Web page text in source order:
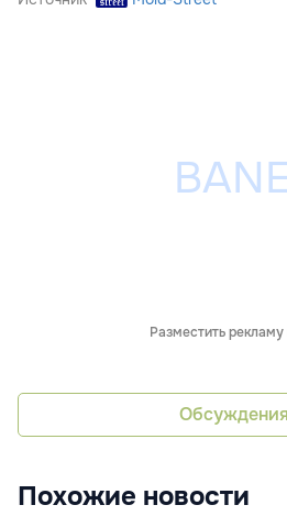
Разместить рекламу
Обсуждения
Похожие новости